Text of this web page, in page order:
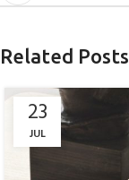
Related Posts
23
JUL